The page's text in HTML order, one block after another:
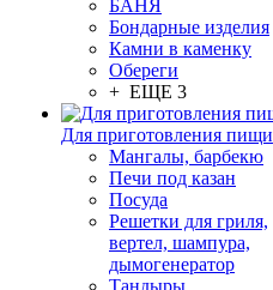
БАНЯ
Бондарные изделия
Камни в каменку
Обереги
+ ЕЩЕ 3
Для приготовления пищи
Мангалы, барбекю
Печи под казан
Посуда
Решетки для гриля,
вертел, шампура,
дымогенератор
Тандыры